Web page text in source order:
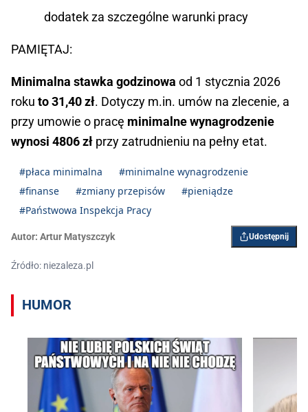
dodatek za szczególne warunki pracy
PAMIĘTAJ:
Minimalna stawka godzinowa od 1 stycznia 2026
roku to 31,40 zł. Dotyczy m.in. umów na zlecenie, a
przy umowie o pracę minimalne wynagrodzenie
wynosi 4806 zł przy zatrudnieniu na pełny etat.
#płaca minimalna
#minimalne wynagrodzenie
#finanse
#zmiany przepisów
#pieniądze
#Państwowa Inspekcja Pracy
Autor: Artur Matyszczyk Udostępnij
Źródło: niezaleza.pl
HUMOR